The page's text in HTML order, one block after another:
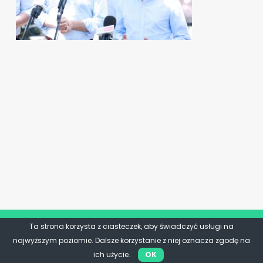
Ta strona korzysta z ciasteczek, aby świadczyć usługi na
najwyższym poziomie. Dalsze korzystanie z niej oznacza zgodę na
ich użycie.
OK